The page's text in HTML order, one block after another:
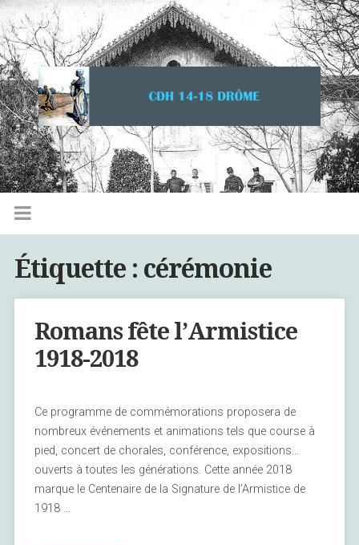
Étiquette : cérémonie
Romans fête l’Armistice
1918-2018
Ce programme de commémorations proposera de
nombreux événements et animations tels que course à
pied, concert de chorales, conférence, expositions…
ouverts à toutes les générations. Cette année 2018
marque le Centenaire de la Signature de l’Armistice de
1918 …